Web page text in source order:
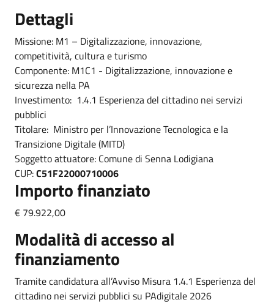
Dettagli
Missione: M1 – Digitalizzazione, innovazione,
competitività, cultura e turismo
Componente: M1C1 - Digitalizzazione, innovazione e
sicurezza nella PA
Investimento: 1.4.1 Esperienza del cittadino nei servizi
pubblici
Titolare: Ministro per l’Innovazione Tecnologica e la
Transizione Digitale (MITD)
Soggetto attuatore: Comune di Senna Lodigiana
CUP:C51F22000710006
Importo finanziato
€ 79.922,00
Modalità di accesso al
finanziamento
Tramite candidatura all’Avviso Misura 1.4.1 Esperienza del
cittadino nei servizi pubblici su PAdigitale 2026